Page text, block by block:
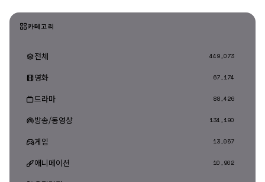
카테고리
전체 449,073
영화 67,174
드라마 88,426
방송/동영상 134,190
게임 13,057
애니메이션 10,902